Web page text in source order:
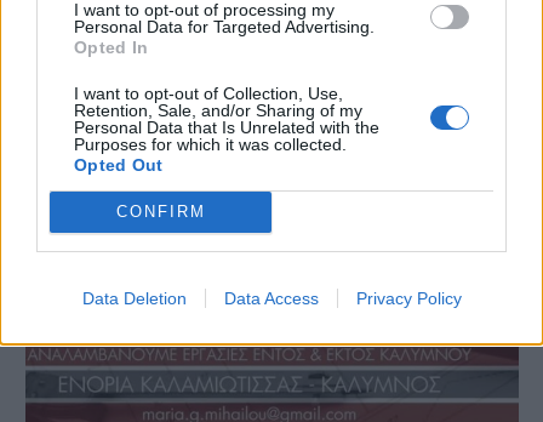
I want to opt-out of processing my
Personal Data for Targeted Advertising.
Opted In
I want to opt-out of Collection, Use,
Retention, Sale, and/or Sharing of my
Personal Data that Is Unrelated with the
Purposes for which it was collected.
Opted Out
CONFIRM
Data Deletion Data Access Privacy Policy